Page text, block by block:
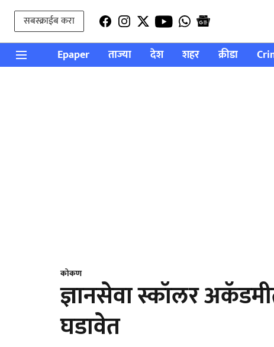
सबस्क्राईब करा
Epaper ताज्या देश शहर क्रीडा
कोकण
ज्ञानसेवा स्कॉलर
घडावेत